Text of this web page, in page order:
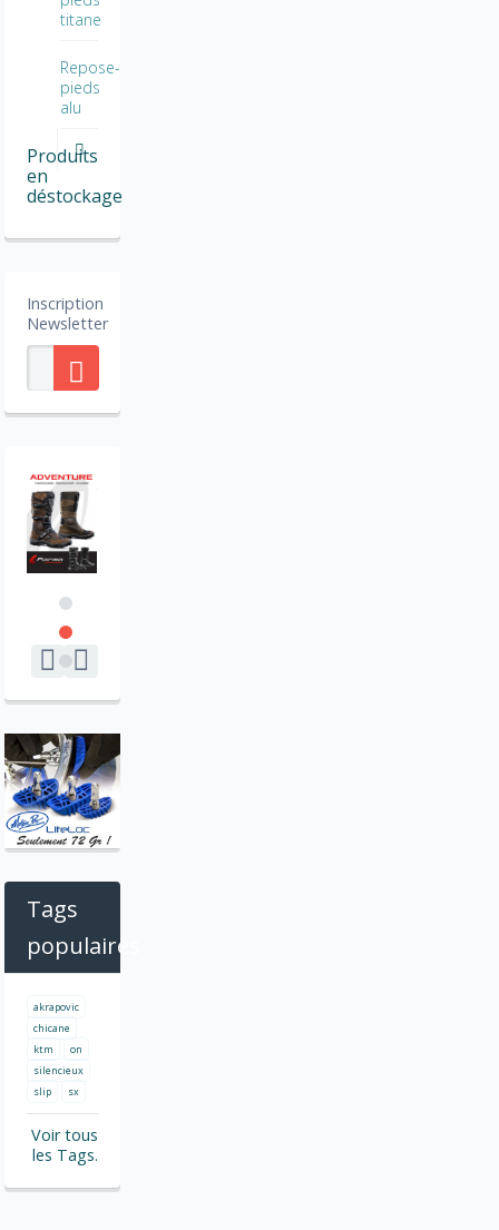
titane
Repose-
pieds
alu
Produits
en
déstockage
Inscription
Newsletter
Tags
populaires
akrapovic
chicane
ktm
on
silencieux
slip
sx
Voir tous
les Tags.